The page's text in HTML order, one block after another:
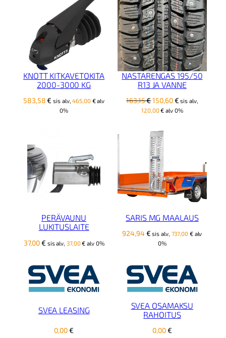
KNOTT KITKAVETOKITA
2000-3000 KG
583,58€ sis alv,465,00 €alv
0%
NASTARENGAS 195/50
R13 JA VANNE
163,15€Alkuperäinen
hinta
163,15 €.
150,60€Nykyinen
hinta
sis alv,
120,00€ alv 0%
PERÄVAUNU
LUKITUSLAITE
37,00€ sis alv, 37,00€ alv 0%
SARIS MG MAALAUS
924,94 € sis alv, 737,00 €alv
0%
SVEA LEASING
0,00€
SVEA OSAMAKSU
RAHOITUS
0,00€